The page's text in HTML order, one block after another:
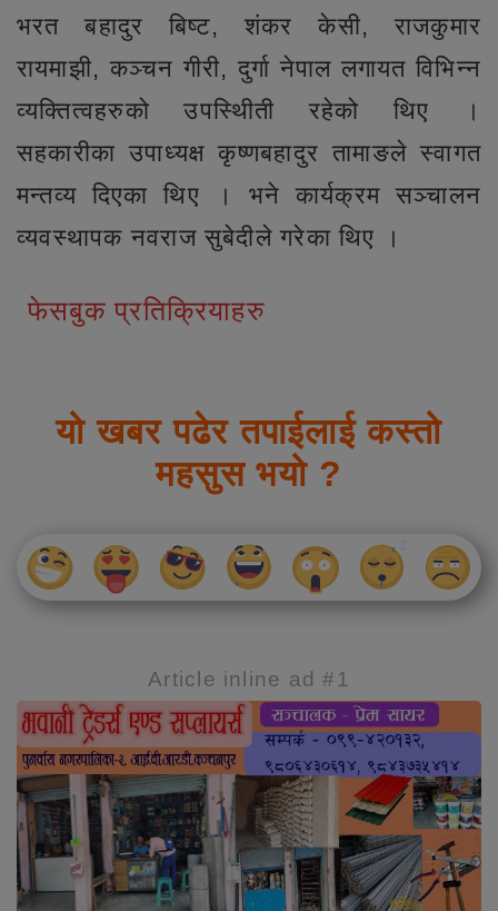
भरत बहादुर बिष्ट, शंकर केसी, राजकुमार
रायमाझी, कञ्चन गीरी, दुर्गा नेपाल लगायत विभिन्न
व्यक्तित्वहरुको उपस्थिीती रहेको थिए ।
सहकारीका उपाध्यक्ष कृष्णबहादुर तामाङले स्वागत
मन्तव्य दिएका थिए । भने कार्यक्रम सञ्चालन
व्यवस्थापक नवराज सुबेदीले गरेका थिए ।
फेसबुक प्रतिक्रियाहरु
यो खबर पढेर तपाईलाई कस्तो
महसुस भयो ?
Article inline ad #1